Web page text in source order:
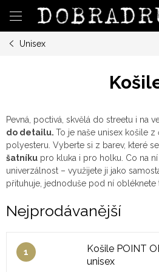
obsah
Unisex
Pevná, poctivá, skvělá do streetu i na
do detailu. To je naše unisex košile
polyesteru. Vyberte si z barev, které
šatníku pro kluka i pro holku. Co na
univerzálnost – využijete ji jako
přituhuje, jednoduše pod ní obléknete
Nejprodávanější
Košile POINT
unisex